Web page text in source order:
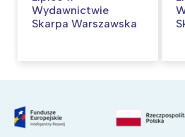
Wydawnictwie
Skarpa Warszawska